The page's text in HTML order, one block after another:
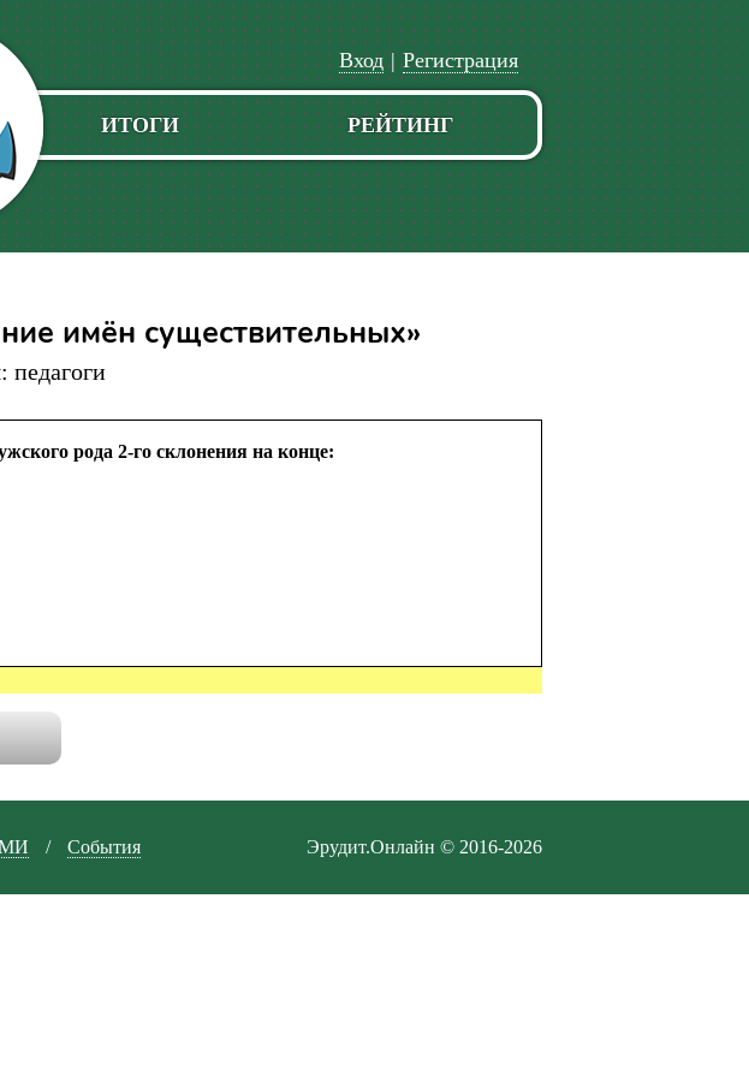
Регистрация
|
Вход
РЕЙТИНГ
ИТОГИ
имён существительных»
педагоги
рода 2-го склонения на конце:
/ События Эрудит.Онлайн © 2016-2026